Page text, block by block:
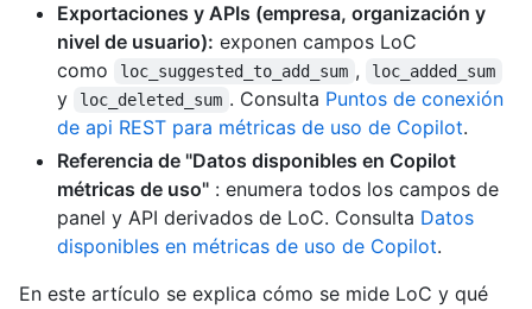
Exportaciones y APIs (empresa, organización y
nivel de usuario): exponen campos LoC
como
loc_suggested_to_add_sum , loc_added_sum
y loc_deleted_sum . Consulta Puntos de conexión
de api REST para métricas de uso de Copilot.
Referencia de "Datos disponibles en Copilot
métricas de uso" : enumera todos los campos de
panel y API derivados de LoC. Consulta Datos
disponibles en métricas de uso de Copilot.
En este artículo se explica cómo se mide LoC y qué